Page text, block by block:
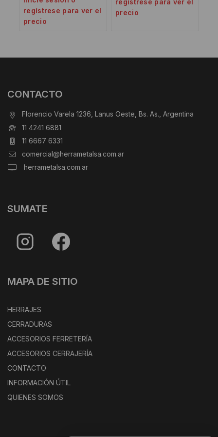
regístrese para ver el
precio
regístrese para ver el
precio
CONTACTO
Florencio Varela 1236, Lanus Oeste, Bs. As., Argentina
11 4241 6881
11 6667 6331
comercial@herrametalsa.com.ar
herrametalsa.com.ar
SUMATE
MAPA DE SITIO
HERRAJES
CERRADURAS
ACCESORIOS FERRETERÍA
ACCESORIOS CERRAJERÍA
CONTACTO
INFORMACIÓN ÚTIL
QUIENES SOMOS